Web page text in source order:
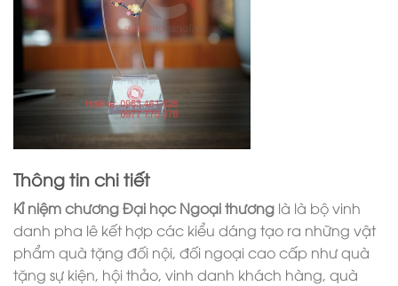
Thông tin chi tiết
Kỉ niệm chương Đại học Ngoại thương là là bộ vinh
danh pha lê kết hợp các kiểu dáng tạo ra những vật
phẩm quà tặng đối nội, đối ngoại cao cấp như quà
tặng sự kiện, hội thảo, vinh danh khách hàng, quà